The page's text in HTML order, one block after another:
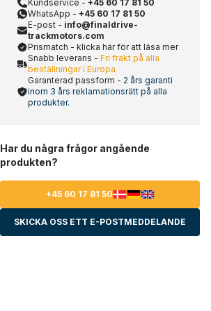
Kundservice - +45 60 17 81 50
WhatsApp - +45 60 17 81 50
E-post - info@finaldrive-
trackmotors.com
Prismatch - klicka här för att läsa mer
Snabb leverans - Fri frakt på alla
beställningar i Europa
Garanterad passform - 2 års garanti
inom 3 års reklamationsrätt på alla
produkter.
Har du några frågor angående
produkten?
+45 60 17 81 50
SKICKA OSS ETT E-POSTMEDDELANDE